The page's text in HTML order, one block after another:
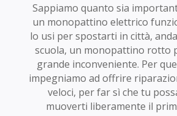
Sappiamo quanto sia
un monopattino elettrico
lo usi per spostarti in città,
scuola, un monopattino rotto
grande inconveniente. Per
impegniamo ad offrire
veloci, per far sì che tu
muoverti liberamente il